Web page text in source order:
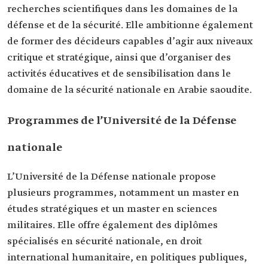
recherches scientifiques dans les domaines de la
défense et de la sécurité. Elle ambitionne également
de former des décideurs capables d’agir aux niveaux
critique et stratégique, ainsi que d’organiser des
activités éducatives et de sensibilisation dans le
domaine de la sécurité nationale en Arabie saoudite.
Programmes de l’Université de la Défense
nationale
L’Université de la Défense nationale propose
plusieurs programmes, notamment un master en
études stratégiques et un master en sciences
militaires. Elle offre également des diplômes
spécialisés en sécurité nationale, en droit
international humanitaire, en politiques publiques,